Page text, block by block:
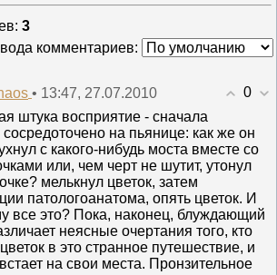
: 3
комментариев:
0
• 13:47, 27.07.2010
штука восприятие - сначала
на пьянице: как же он
с какого-нибудь моста вместе со
или, чем черт не шутит, утонул
мелькнул цветок, затем
патологоанатома, опять цветок. И
все это? Пока, наконец, блуждающий
неясные очертания того, кто
в это странное путешествие, и
на свои места. Пронзительное